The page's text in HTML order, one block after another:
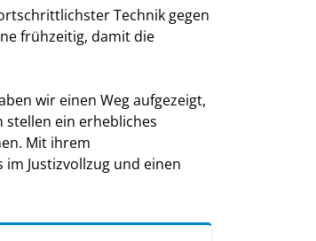
Technik gegen
frühzeitig, damit die
wir einen Weg aufgezeigt,
stellen ein erhebliches
Mit ihrem
Justizvollzug und einen